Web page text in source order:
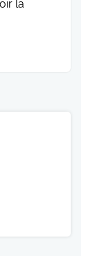
la